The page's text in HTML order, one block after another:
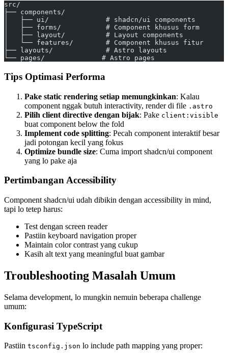
src/
├── components/
│   ├── ui/              # shadcn/ui components
│   ├── forms/           # Component khusus form
│   ├── layout/          # Layout components
│   └── features/        # Component khusus fitur
├── layouts/             # Astro layouts
└── pages/              # Astro pages
Tips Optimasi Performa
Pake static rendering setiap memungkinkan: Kalau
component nggak butuh interactivity, render di file .astro
Pilih client directive dengan bijak: Pake client:visible
buat component below the fold
Implement code splitting: Pecah component interaktif besar
jadi potongan kecil yang fokus
Optimize bundle size: Cuma import shadcn/ui component
yang lo pake aja
Pertimbangan Accessibility
Component shadcn/ui udah dibikin dengan accessibility in mind,
tapi lo tetep harus:
Test dengan screen reader
Pastiin keyboard navigation proper
Maintain color contrast yang cukup
Kasih alt text yang meaningful buat gambar
Troubleshooting Masalah Umum
Selama development, lo mungkin nemuin beberapa challenge
umum:
Konfigurasi TypeScript
Pastiin tsconfig.json lo include path mapping yang proper: